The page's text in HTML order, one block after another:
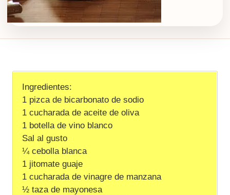
Ingredientes:
1 pizca de bicarbonato de sodio
1 cucharada de aceite de oliva
1 botella de vino blanco
Sal al gusto
¼ cebolla blanca
1 jitomate guaje
1 cucharada de vinagre de manzana
½ taza de mayonesa